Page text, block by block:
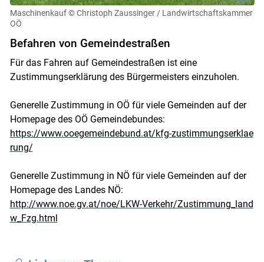
Maschinenkauf © Christoph Zaussinger / Landwirtschaftskammer
OÖ
Befahren von Gemeindestraßen
Für das Fahren auf Gemeindestraßen ist eine
Zustimmungserklärung des Bürgermeisters einzuholen.
Generelle Zustimmung in OÖ für viele Gemeinden auf der
Homepage des OÖ Gemeindebundes:
https://www.ooegemeindebund.at/kfg-zustimmungserklae
rung/
Generelle Zustimmung in NÖ für viele Gemeinden auf der
Homepage des Landes NÖ:
http://www.noe.gv.at/noe/LKW-Verkehr/Zustimmung_land
w_Fzg.html